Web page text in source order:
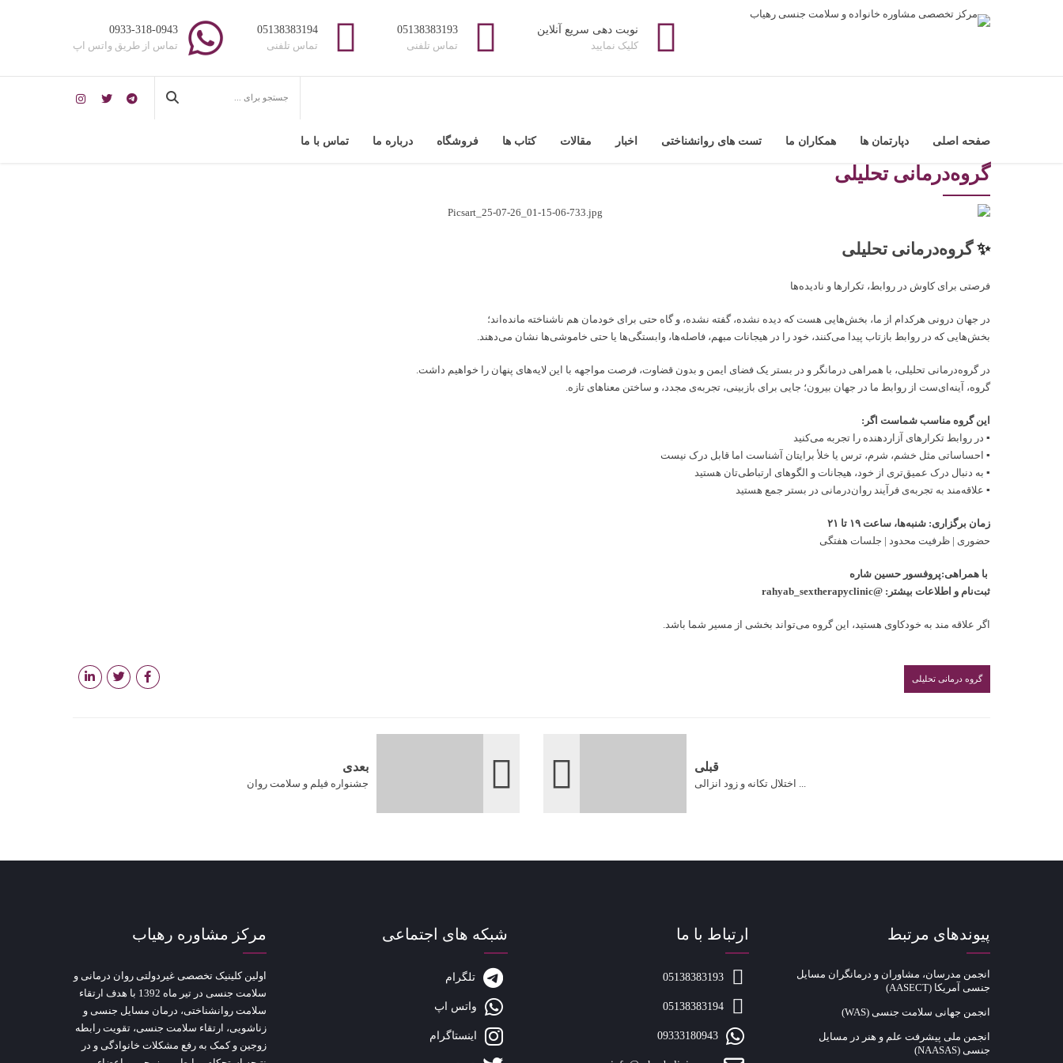
نوبت دهی سریع آنلاین
کلیک نمایید
05138383193
تماس تلفنی
05138383194
تماس تلفنی
0933-318-0943
تماس از طریق واتس اپ
صفحه اصلی دپارتمان ها همکاران ما تست های روانشناختی اخبار مقالات کتاب ها فروشگاه درباره ما تماس با ما
گروه‌درمانی تحلیلی
✨گروه‌درمانی تحلیلی
فرصتی برای کاوش در روابط، تکرارها و نادیده‌ها
در جهان درونی هرکدام از ما، بخش‌هایی هست که دیده نشده، گفته نشده، و گاه حتی برای خودمان هم ناشناخته مانده‌اند؛
بخش‌هایی که در روابط بازتاب پیدا می‌کنند، خود را در هیجانات مبهم، فاصله‌ها، وابستگی‌ها یا حتی خاموشی‌ها نشان می‌دهند.
در گروه‌درمانی تحلیلی، با همراهی درمانگر و در بستر یک فضای ایمن و بدون قضاوت، فرصت مواجهه با این لایه‌های پنهان را خواهیم داشت.
گروه، آینه‌ای‌ست از روابط ما در جهان بیرون؛ جایی برای بازبینی، تجربه‌ی مجدد، و ساختن معناهای تازه.
این گروه مناسب شماست اگر:
▪️ در روابط تکرارهای آزاردهنده را تجربه می‌کنید
▪️ احساساتی مثل خشم، شرم، ترس یا خلأ برایتان آشناست اما قابل درک نیست
▪️ به دنبال درک عمیق‌تری از خود، هیجانات و الگوهای ارتباطی‌تان هستید
▪️ علاقه‌مند به تجربه‌ی فرآیند روان‌درمانی در بستر جمع هستید
زمان برگزاری: شنبه‌ها، ساعت ۱۹ تا ۲۱
حضوری | ظرفیت محدود | جلسات هفتگی
با همراهی:پروفسور حسین شاره
ثبت‌نام و اطلاعات بیشتر: @rahyab_sextherapyclinic
اگر علاقه مند به خودکاوی هستید، این گروه می‌تواند بخشی از مسیر شما باشد.
گروه درمانی تحلیلی
قبلی
اختلال تکانه و زود انزالی ...
بعدی
جشنواره فیلم و سلامت روان
پیوندهای مرتبط
انجمن مدرسان، مشاوران و درمانگران مسایل
جنسی آمریکا (AASECT)
انجمن جهانی سلامت جنسی (WAS)
انجمن ملی پیشرفت علم و هنر در مسایل
جنسی (NAASAS)
ارتباط با ما
05138383193
05138383194
09333180943
شبکه های اجتماعی
تلگرام
واتس اپ
اینستاگرام
مرکز مشاوره رهیاب
اولین کلینیک تخصصی غیردولتی روان درمانی و
سلامت جنسی در تیر ماه 1392 با هدف ارتقاء
سلامت روانشناختی، درمان مسایل جنسی و
زناشویی، ارتقاء سلامت جنسی، تقویت رابطه
زوجین و کمک به رفع مشکلات خانوادگی و در